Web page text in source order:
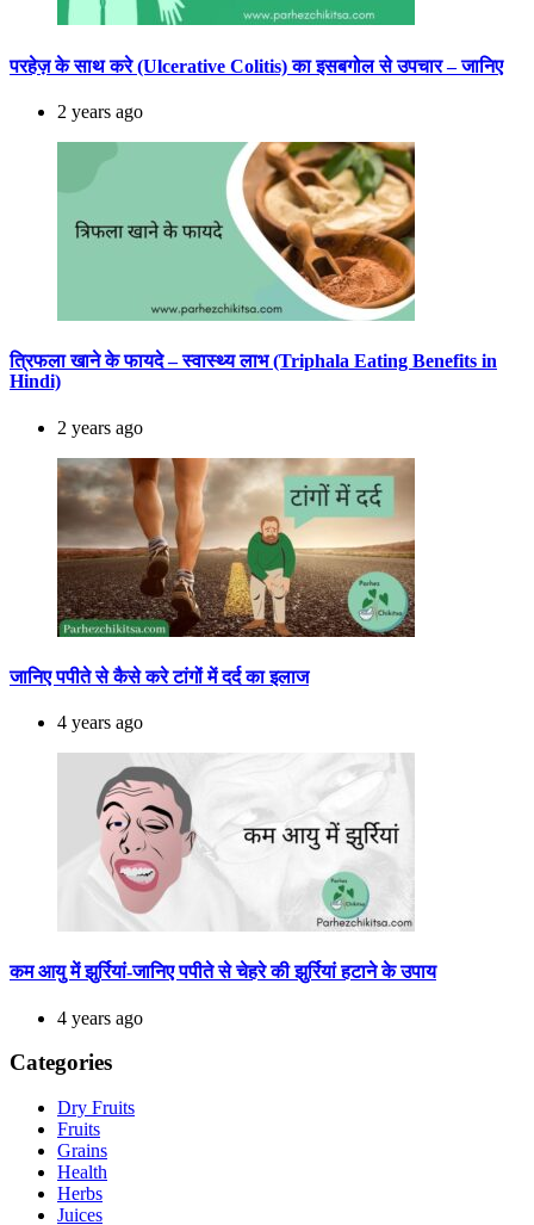
परहेज़ के साथ करे (Ulcerative Colitis) का इसबगोल से उपचार – जानिए
2 years ago
त्रिफला खाने के फायदे – स्वास्थ्य लाभ (Triphala Eating Benefits in
Hindi)
2 years ago
जानिए पपीते से कैसे करे टांगों में दर्द का इलाज
4 years ago
कम आयु में झुर्रियां-जानिए पपीते से चेहरे की झुर्रियां हटाने के उपाय
4 years ago
Categories
Dry Fruits
Fruits
Grains
Health
Herbs
Juices